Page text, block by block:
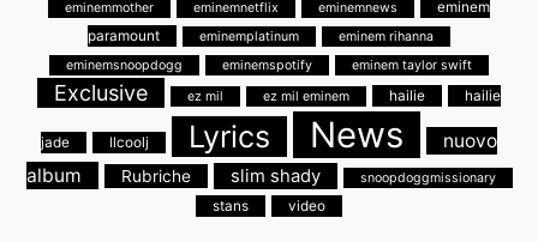
eminemmother eminemnetflix eminemnews
eminem
paramount
eminemplatinum
eminem rihanna
eminemsnoopdogg
eminemspotify eminem taylor swift
Exclusive ez mil ez mil eminem hailie hailie
jade llcoolj Lyrics News
nuovo
album
Rubriche slim shady snoopdoggmissionary
stans video